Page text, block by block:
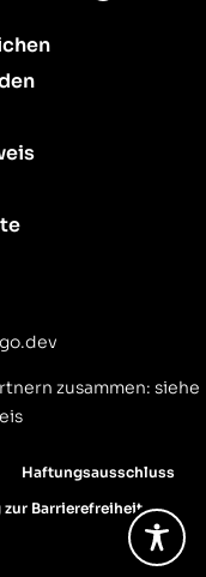
zusammen: siehe
Haftungsausschluss
zur Barrierefreiheit